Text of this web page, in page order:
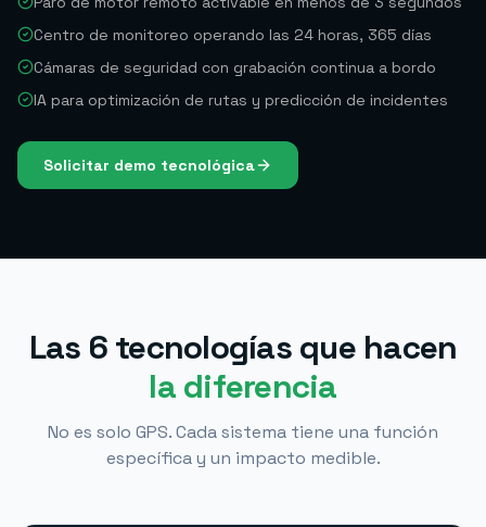
Centro de monitoreo operando las 24 horas, 365 días
Cámaras de seguridad con grabación continua a bordo
IA para optimización de rutas y predicción de incidentes
Solicitar demo tecnológica
Las 6 tecnologías que hacen
la diferencia
No es solo GPS. Cada sistema tiene una función
específica y un impacto medible.